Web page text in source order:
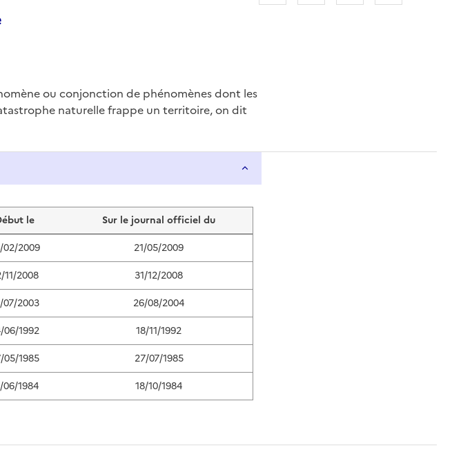
ou conjonction de phénomènes dont les
naturelle frappe un territoire, on dit
le
Sur le journal officiel du
02/2009
21/05/2009
11/2008
31/12/2008
07/2003
26/08/2004
06/1992
18/11/1992
05/1985
27/07/1985
06/1984 18/10/1984